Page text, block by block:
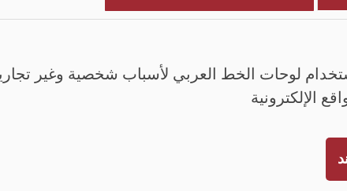
لوحات الخط العربي لأسباب شخصية وغير
الإلكترونية